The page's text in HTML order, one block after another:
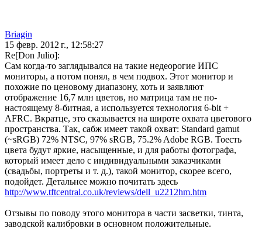
Briagin
15 февр. 2012 г., 12:58:27
Re[Don Julio]:
Сам когда-то заглядывался на такие недеорогие ИПС
мониторы, а потом понял, в чем подвох. Этот монитор и
похожие по ценовому диапазону, хоть и заявляют
отображение 16,7 млн цветов, но матрица там не по-
настоящему 8-битная, а используется технология 6-bit +
AFRC. Вкратце, это сказывается на широте охвата цветового
пространства. Так, сабж имеет такой охват: Standard gamut
(~sRGB) 72% NTSC, 97% sRGB, 75.2% Adobe RGB. Тоесть
цвета будут яркие, насыщенные, и для работы фотографа,
который имеет дело с индивидуальными заказчиками
(свадьбы, портреты и т. д.), такой монитор, скорее всего,
подойдет. Детальнее можно почитать здесь
http://www.tftcentral.co.uk/reviews/dell_u2212hm.htm
Отзывы по поводу этого монитора в части засветки, тинта,
заводской калибровки в основном положительные.